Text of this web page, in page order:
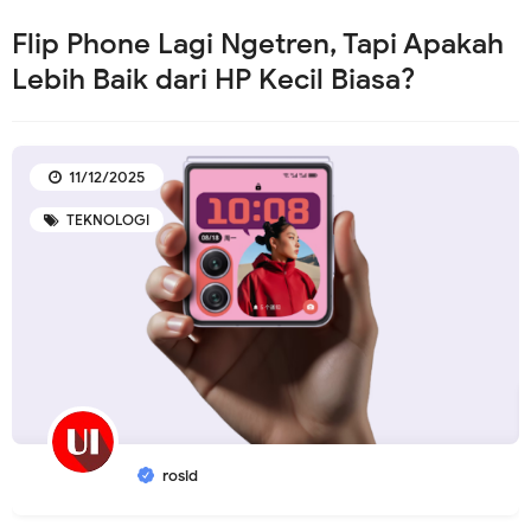
Flip Phone Lagi Ngetren, Tapi Apakah
Lebih Baik dari HP Kecil Biasa?
TEKNOLOGI
rosid
11/12/2025